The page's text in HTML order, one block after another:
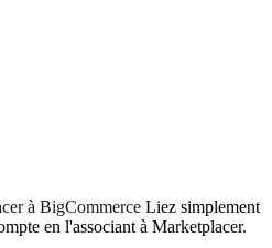
à BigCommerce Liez simplement
en l'associant à Marketplacer.